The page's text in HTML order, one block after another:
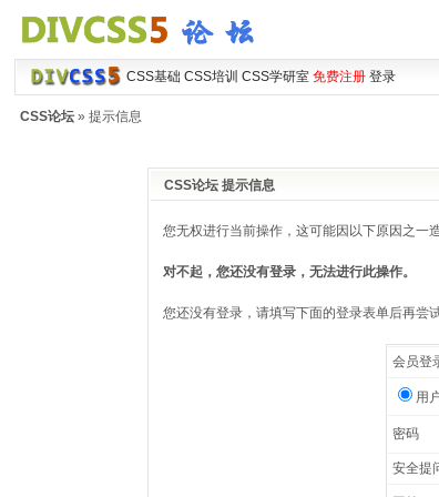
CSS基础 CSS培训 CSS学研室 免费注册 登录
CSS论坛 » 提示信息
CSS论坛 提示信息
您无权进行当前操作，这可能因以下原因之一
对不起，您还没有登录，无法进行此操作。
您还没有登录，请填写下面的登录表单后再尝试
会员登
用
密码
安全提